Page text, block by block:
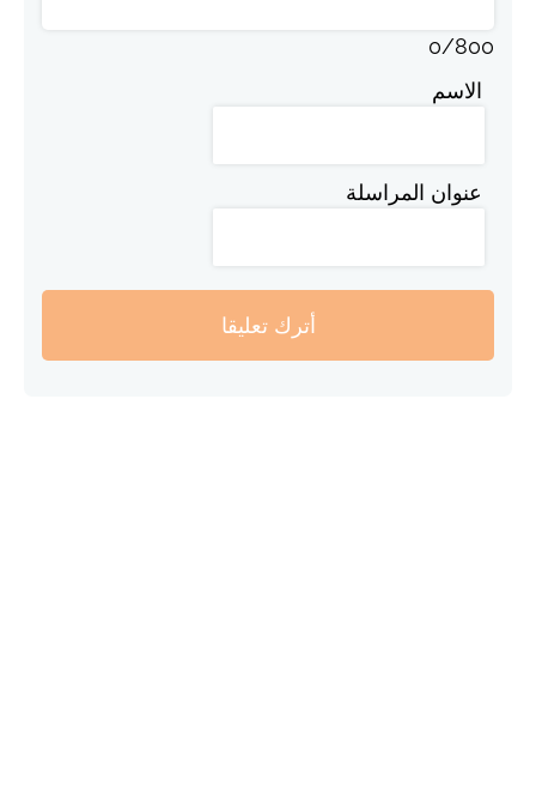
0/800
الاسم
عنوان المراسلة
أترك تعليقا